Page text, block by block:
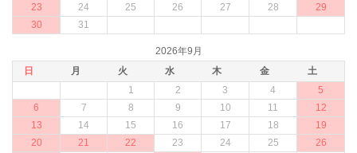
23
24 25 26 27 28
29
30
31
2026年9月
日
月 火 水 木 金
土
1
2 3 4
5
6
7 8 9 10 11
12
13
14 15 16 17 18
19
20
21 22 23 24 25
26